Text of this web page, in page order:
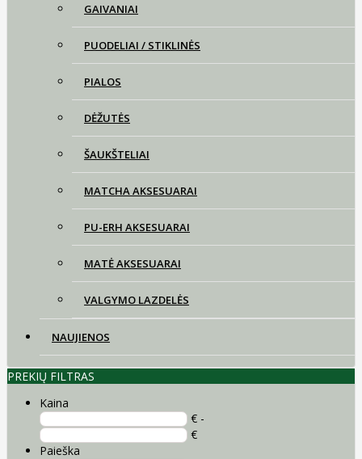
GAIVANIAI
PUODELIAI / STIKLINĖS
PIALOS
DĖŽUTĖS
ŠAUKŠTELIAI
MATCHA AKSESUARAI
PU-ERH AKSESUARAI
MATĖ AKSESUARAI
VALGYMO LAZDELĖS
NAUJIENOS
PREKIŲ FILTRAS
Kaina
€ -
€
Paieška